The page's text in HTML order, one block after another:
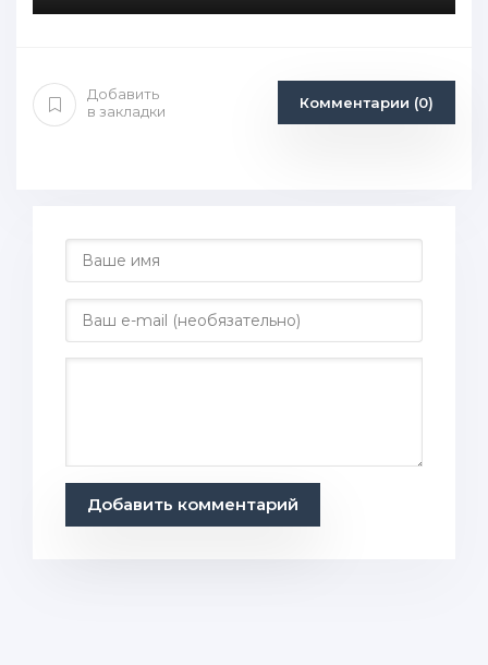
Добавить
в закладки
Комментарии (0)
Добавить комментарий